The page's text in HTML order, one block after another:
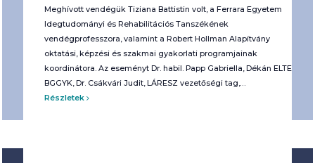
Meghívott vendégük Tiziana Battistin volt, a Ferrara Egyetem
Idegtudományi és Rehabilitációs Tanszékének
vendégprofesszora, valamint a Robert Hollman Alapítvány
oktatási, képzési és szakmai gyakorlati programjainak
koordinátora. Az eseményt Dr. habil. Papp Gabriella, Dékán ELTE
BGGYK, Dr. Csákvári Judit, LÁRESZ vezetőségi tag,…
Részletek